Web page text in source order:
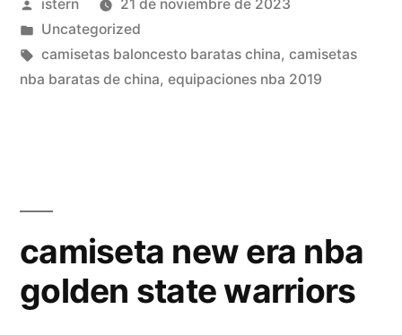
1996»
por
istern
21 de noviembre de 2023
Publicado
en
Uncategorized
Etiquetas:
camisetas baloncesto baratas china, camisetas
nba baratas de china, equipaciones nba 2019
camiseta new era nba
golden state warriors